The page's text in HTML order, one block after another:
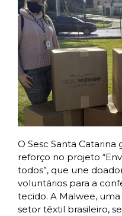
O Sesc Santa
reforço no projeto
todos”, que une
voluntários para a
tecido. A Malwee,
setor têxtil brasileiro,